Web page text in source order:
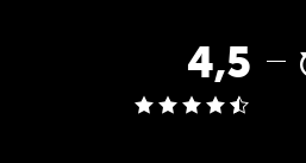
Ocena
w
4,5